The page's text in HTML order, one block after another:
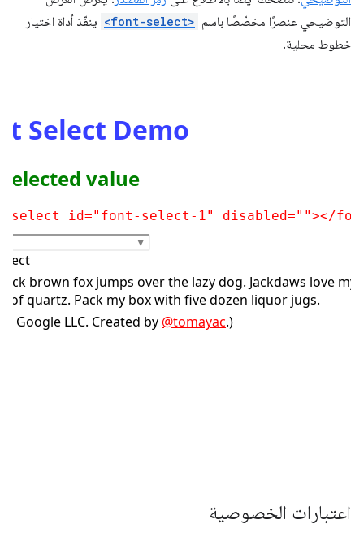
التوضيحي عنصرًا مخصّصًا باسم <font-select> ينفّذ أداة اختيار
خطوط محلية.
اعتبارات الخصوصية